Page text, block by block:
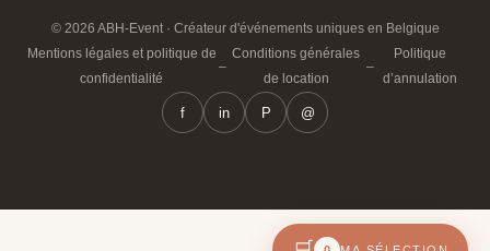
© 2026 ABH-Event · Créateur d'événements uniques en Belgique
Mentions légales et politique de
confidentialité
–
Conditions générales
de location
–
Politique
d’annulation
f in P @